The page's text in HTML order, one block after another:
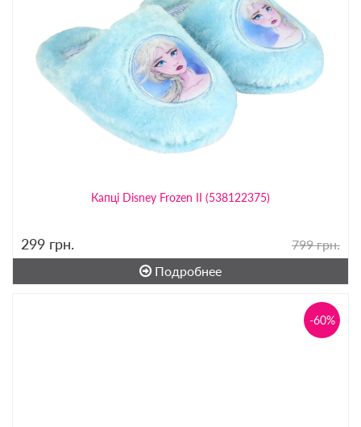
Капці Disney Frozen II (538122375)
299 грн.
799 грн.
Подробнее
-60%